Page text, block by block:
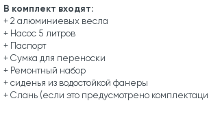
В комплект входят:
+ 2 алюминиевых весла
+ Насос 5 литров
+ Паспорт
+ Сумка для переноски
+ Ремонтный набор
+ сиденья из водостойкой фанеры
+ Слань (если это предусмотрено